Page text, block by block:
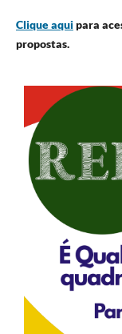
Clique aquipara
propostas.